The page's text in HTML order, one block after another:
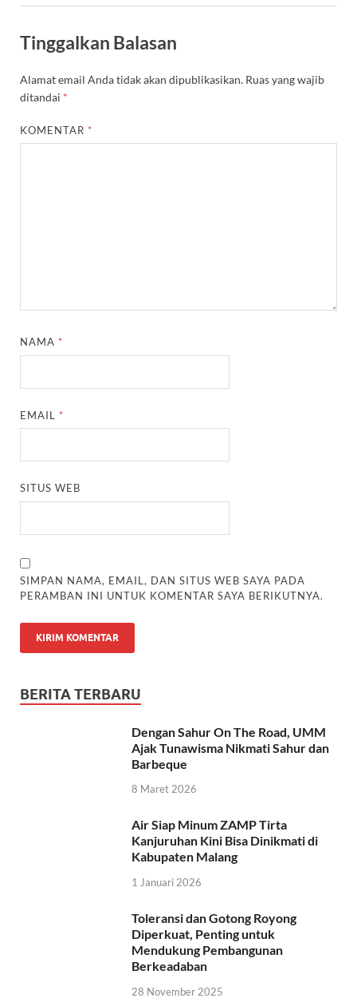
Tinggalkan Balasan
Alamat email Anda tidak akan dipublikasikan. Ruas yang wajib
ditandai *
KOMENTAR *
NAMA *
EMAIL *
SITUS WEB
SIMPAN NAMA, EMAIL, DAN SITUS WEB SAYA PADA
PERAMBAN INI UNTUK KOMENTAR SAYA BERIKUTNYA.
BERITA TERBARU
Dengan Sahur On The Road, UMM
Ajak Tunawisma Nikmati Sahur dan
Barbeque
8 Maret 2026
Air Siap Minum ZAMP Tirta
Kanjuruhan Kini Bisa Dinikmati di
Kabupaten Malang
1 Januari 2026
Toleransi dan Gotong Royong
Diperkuat, Penting untuk
Mendukung Pembangunan
Berkeadaban
28 November 2025